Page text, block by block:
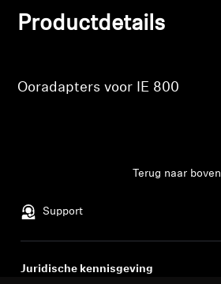
Productdetails
Ooradapters voor IE 800
Support
Terug naar boven
Juridische kennisgeving